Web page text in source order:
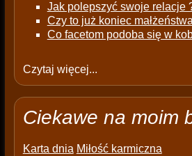
Jak polepszyć swoje relacje
Czy to już koniec
Co facetom podoba się w
Czytaj więcej...
Ciekawe na moim
Karta dnia Miłość karmiczna